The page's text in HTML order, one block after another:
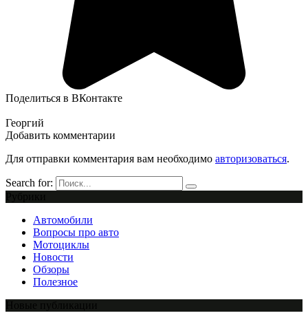
Поделиться в ВКонтакте
Георгий
Добавить комментарии
Для отправки комментария вам необходимо авторизоваться.
Search for:
Автомобили
Вопросы про авто
Мотоциклы
Новости
Обзоры
Полезное